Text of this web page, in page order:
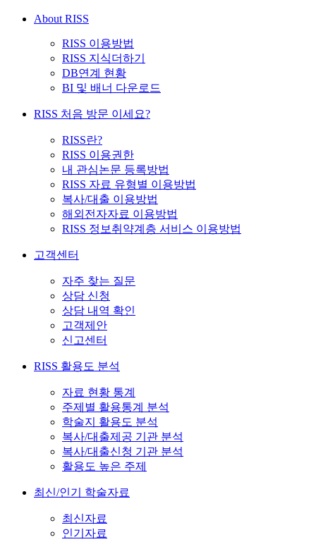
About RISS
RISS 이용방법
RISS 지식더하기
DB연계 현황
BI 및 배너 다운로드
RISS 처음 방문 이세요?
RISS란?
RISS 이용권한
내 관심논문 등록방법
RISS 자료 유형별 이용방법
복사/대출 이용방법
해외전자자료 이용방법
RISS 정보취약계층 서비스 이용방법
고객센터
자주 찾는 질문
상담 신청
상담 내역 확인
고객제안
신고센터
RISS 활용도 분석
자료 현황 통계
주제별 활용통계 분석
학술지 활용도 분석
복사/대출제공 기관 분석
복사/대출신청 기관 분석
활용도 높은 주제
최신/인기 학술자료
최신자료
인기자료